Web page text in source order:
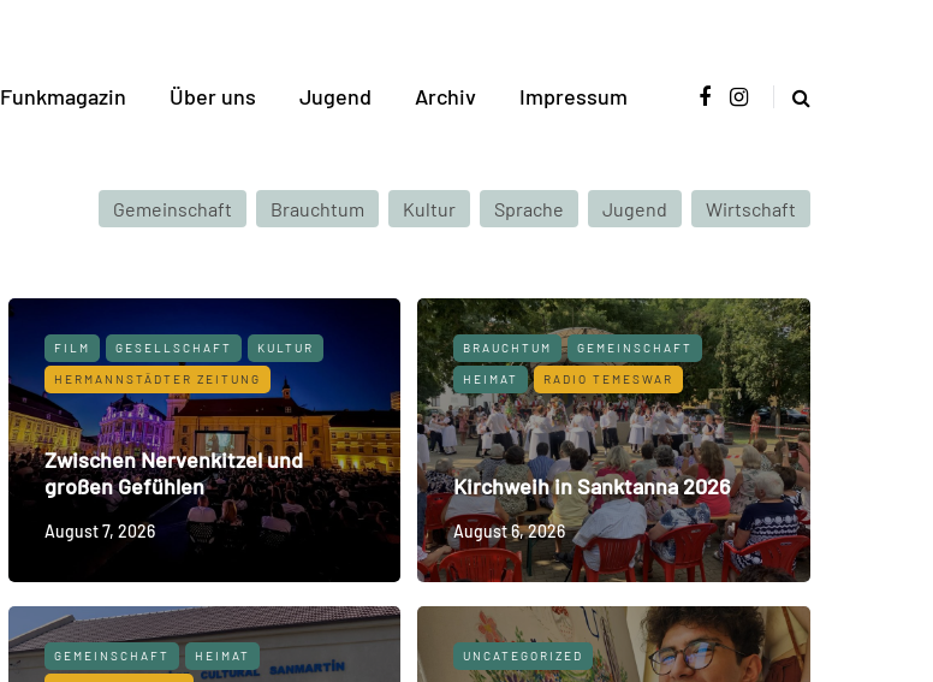
Funkmagazin Über uns Jugend Archiv Impressum
Gemeinschaft Brauchtum Kultur Sprache Jugend Wirtschaft
FILM GESELLSCHAFT KULTUR
HERMANNSTÄDTER ZEITUNG
Zwischen Nervenkitzel und
großen Gefühlen
August 7, 2026
BRAUCHTUM GEMEINSCHAFT
HEIMAT RADIO TEMESWAR
Kirchweih in Sanktanna 2026
August 6, 2026
GEMEINSCHAFT HEIMAT UNCATEGORIZED